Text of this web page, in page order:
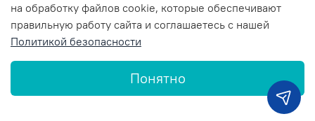
на обработку файлов cookie, которые обеспечивают
правильную работу сайта и соглашаетесь с нашей
Политикой безопасности
Понятно